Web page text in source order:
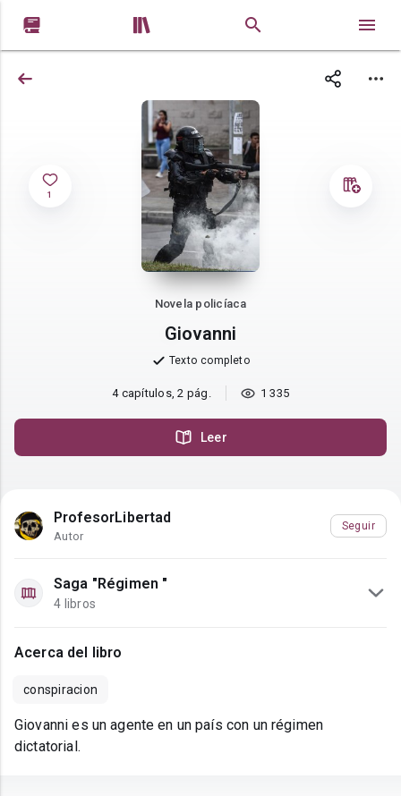
 
1
Novela policíaca
Giovanni
Texto completo
4 capítulos, 2 pág. 1 335
Leer
ProfesorLibertad
Autor
Seguir
Saga "Régimen "
4 libros
Acerca del libro
conspiracion
Giovanni es un agente en un país con un régimen
dictatorial.